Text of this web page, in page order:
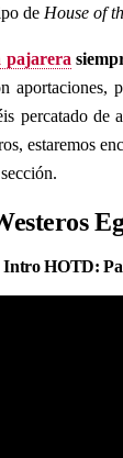
de House of
pajarera
aportaciones,
percatado de
estaremos
Intro HOTD: